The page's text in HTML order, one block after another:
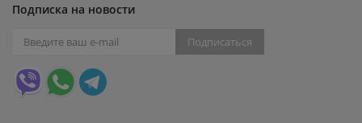
Подписка на новости
Подписаться